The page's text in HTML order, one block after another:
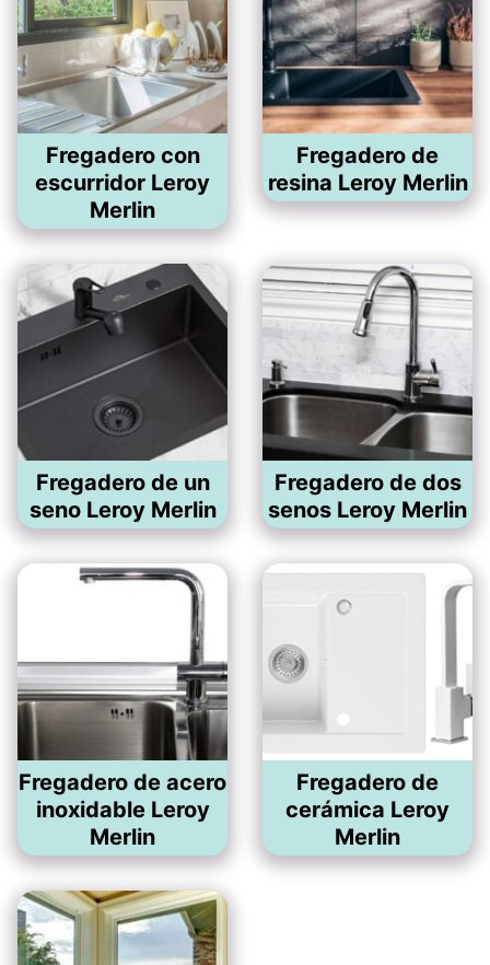
Fregadero con
escurridor Leroy
Merlin
Fregadero de
resina Leroy Merlin
Fregadero de un
seno Leroy Merlin
Fregadero de dos
senos Leroy Merlin
Fregadero de acero
inoxidable Leroy
Merlin
Fregadero de
cerámica Leroy
Merlin